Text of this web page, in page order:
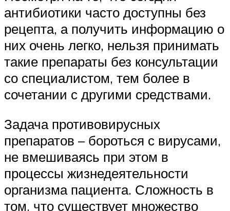
антибиотики часто доступны без
рецепта, а получить информацию о
них очень легко, нельзя принимать
такие препараты без консультации
со специалистом, тем более в
сочетании с другими средствами.
Задача противовирусных
препаратов – бороться с вирусами,
не вмешиваясь при этом в
процессы жизнедеятельности
организма пациента. Сложность в
том, что существует множество